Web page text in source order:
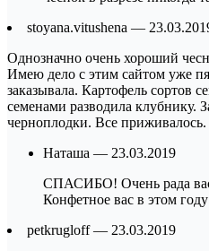
stoyana.vitushena —
Однозначно очень хороший
Имею дело с этим сайтом уже
заказывала. Картофель сортов
семенами разводила клубнику.
черноплодки. Все приживалось.
Наташа — 23.03.2019
СПАСИБО! Очень рада вас
Конфетное вас в этом
petkrugloff — 23.03.2019